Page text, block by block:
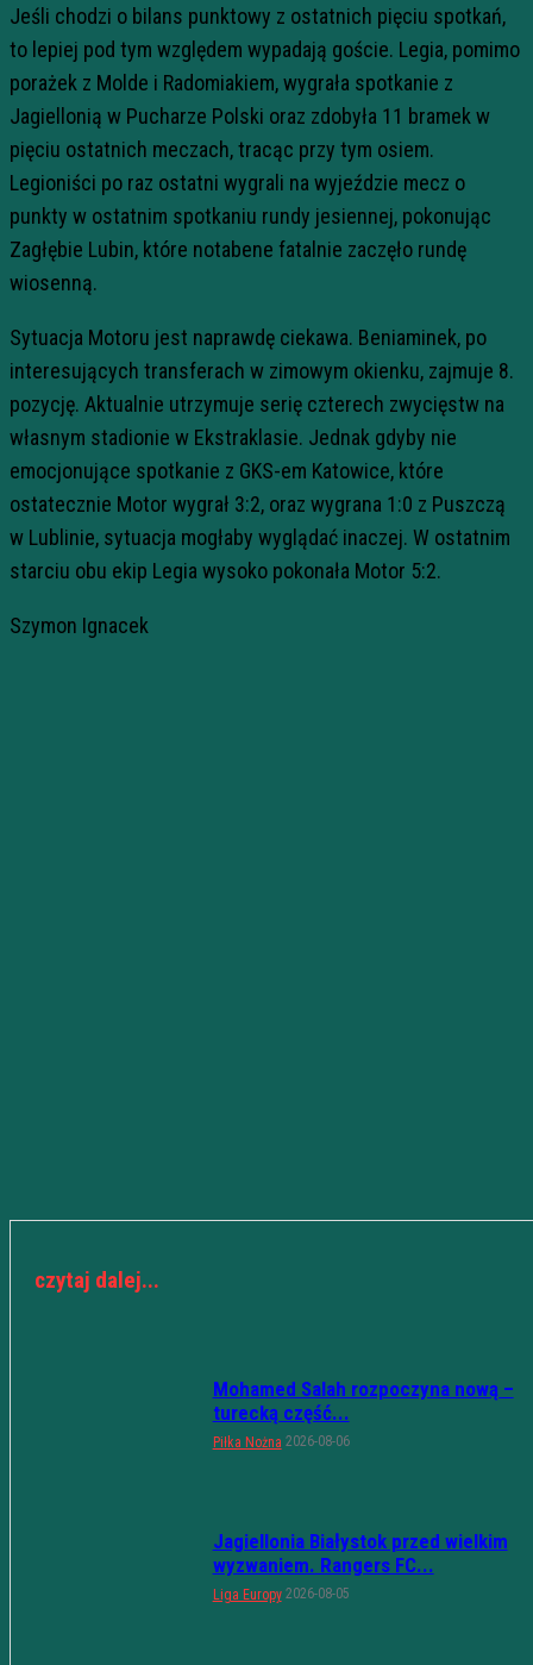
Jeśli chodzi o bilans punktowy z ostatnich pięciu spotkań,
to lepiej pod tym względem wypadają goście. Legia, pomimo
porażek z Molde i Radomiakiem, wygrała spotkanie z
Jagiellonią w Pucharze Polski oraz zdobyła 11 bramek w
pięciu ostatnich meczach, tracąc przy tym osiem.
Legioniści po raz ostatni wygrali na wyjeździe mecz o
punkty w ostatnim spotkaniu rundy jesiennej, pokonując
Zagłębie Lubin, które notabene fatalnie zaczęło rundę
wiosenną.
Sytuacja Motoru jest naprawdę ciekawa. Beniaminek, po
interesujących transferach w zimowym okienku, zajmuje 8.
pozycję. Aktualnie utrzymuje serię czterech zwycięstw na
własnym stadionie w Ekstraklasie. Jednak gdyby nie
emocjonujące spotkanie z GKS-em Katowice, które
ostatecznie Motor wygrał 3:2, oraz wygrana 1:0 z Puszczą
w Lublinie, sytuacja mogłaby wyglądać inaczej. W ostatnim
starciu obu ekip Legia wysoko pokonała Motor 5:2.
Szymon Ignacek
czytaj dalej...
Mohamed Salah rozpoczyna nową –
turecką część...
Piłka Nożna 2026-08-06
Jagiellonia Białystok przed wielkim
wyzwaniem. Rangers FC...
Liga Europy 2026-08-05